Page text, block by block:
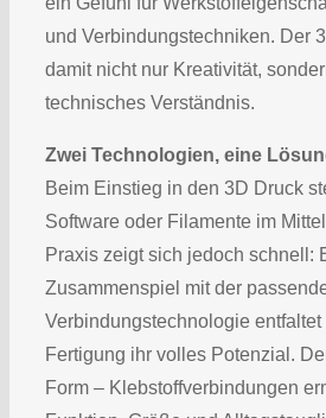
und Verbindungstechniken. Der
damit nicht nur Kreativität,
technisches Verständnis.
Zwei Technologien, eine
Beim Einstieg in den 3D Druck
Software oder Filamente im
Praxis zeigt sich jedoch schnell:
Zusammenspiel mit der
Verbindungstechnologie
Fertigung ihr volles Potenzial.
Form – Klebstoffverbindungen